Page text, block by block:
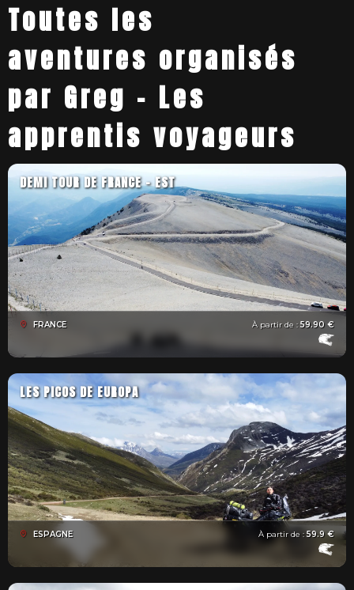
Toutes les
aventures organisés
par Greg - Les
apprentis voyageurs
DEMI TOUR DE FRANCE - EST
FRANCE À partir de :59.90 €
LES PICOS DE EUROPA
ESPAGNE À partir de :59.9 €